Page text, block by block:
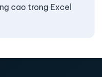
cao trong Excel